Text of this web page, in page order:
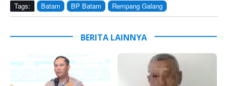
Tags: Batam BP Batam Rempang Galang
BERITA LAINNYA